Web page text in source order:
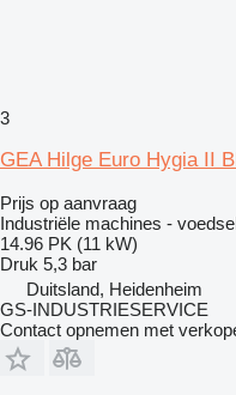
3
GEA Hilge Euro Hygia II
Prijs op aanvraag
Industriële machines -
14.96 PK (11 kW)
Druk 5,3 bar
Duitsland, Heidenheim
GS-INDUSTRIESERVICE
Contact opnemen met